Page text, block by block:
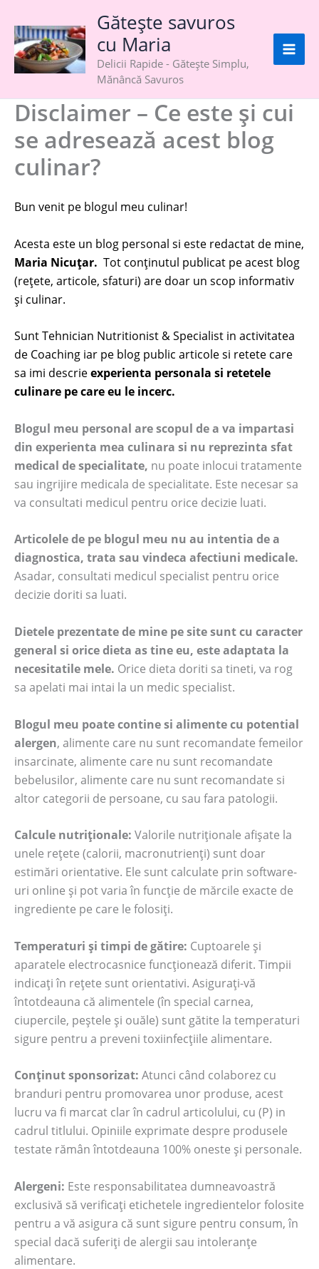
content
Gătește savuros
cu Maria
Delicii Rapide - Gătește Simplu,
Mănâncă Savuros
Disclaimer – Ce este și cui
se adresează acest blog
culinar?
Bun venit pe blogul meu culinar!
Acesta este un blog personal si este redactat de mine,
Maria Nicuțar. Tot conținutul publicat pe acest blog
(rețete, articole, sfaturi) are doar un scop informativ
și culinar.
Sunt Tehnician Nutritionist & Specialist in activitatea
de Coaching iar pe blog public articole si retete care
sa imi descrieexperienta personala si retetele
culinare pe care eu le incerc.
Blogul meu personal are scopul de a va impartasi
din experienta mea culinara si nu reprezinta sfat
medical de specialitate, nu poate inlocui tratamente
sau ingrijire medicala de specialitate. Este necesar sa
va consultati medicul pentru orice decizie luati.
Articolele de pe blogul meu nu au intentia de a
diagnostica, trata sau vindeca afectiuni medicale.
Asadar, consultati medicul specialist pentru orice
decizie doriti sa luati.
Dietele prezentate de mine pe site sunt cu caracter
general si orice dieta as tine eu, este adaptata la
necesitatile mele. Orice dieta doriti sa tineti, va rog
sa apelati mai intai la un medic specialist.
Blogul meu poate contine si alimente cu potential
alergen, alimente care nu sunt recomandate femeilor
insarcinate, alimente care nu sunt recomandate
bebelusilor, alimente care nu sunt recomandate si
altor categorii de persoane, cu sau fara patologii.
Calcule nutriționale: Valorile nutriționale afișate la
unele rețete (calorii, macronutrienți) sunt doar
estimări orientative. Ele sunt calculate prin software-
uri online și pot varia în funcție de mărcile exacte de
ingrediente pe care le folosiți.
Temperaturi și timpi de gătire: Cuptoarele și
aparatele electrocasnice funcționează diferit. Timpii
indicați în rețete sunt orientativi. Asigurați-vă
întotdeauna că alimentele (în special carnea,
ciupercile, peștele și ouăle) sunt gătite la temperaturi
sigure pentru a preveni toxiinfecțiile alimentare.
Conținut sponsorizat: Atunci când colaborez cu
branduri pentru promovarea unor produse, acest
lucru va fi marcat clar în cadrul articolului, cu (P) in
cadrul titlului. Opiniile exprimate despre produsele
testate rămân întotdeauna 100% oneste și personale.
Alergeni: Este responsabilitatea dumneavoastră
exclusivă să verificați etichetele ingredientelor folosite
pentru a vă asigura că sunt sigure pentru consum, în
special dacă suferiți de alergii sau intoleranțe
alimentare.